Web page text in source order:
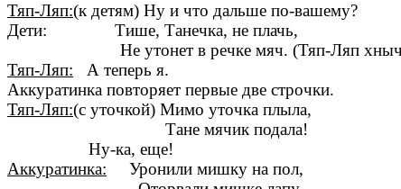
Тяп-Ляп:(к детям) Ну и что дальше по-вашему?
Дети: Тише, Танечка, не плачь,
Не утонет в речке мяч. (Тяп-Ляп
Тяп-Ляп: А теперь я.
Аккуратинка повторяет первые две строчки.
Тяп-Ляп:(с уточкой) Мимо уточка плыла,
Тане мячик подала!
Ну-ка, еще!
Аккуратинка: Уронили мишку на пол,